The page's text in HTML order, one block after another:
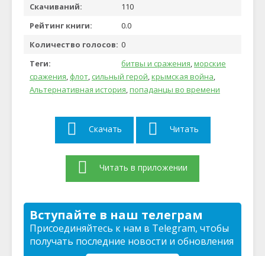
Скачиваний:
110
Рейтинг книги:
0.0
Количество голосов: 0
Теги:
битвы и сражения,морские
сражения, флот, сильный герой,крымская война,
Альтернативная история,попаданцы во времени
Скачать Читать
Читать в приложении
Вступайте в наш телеграм
Присоединяйтесь к нам в Telegram, чтобы
получать последние новости и обновления